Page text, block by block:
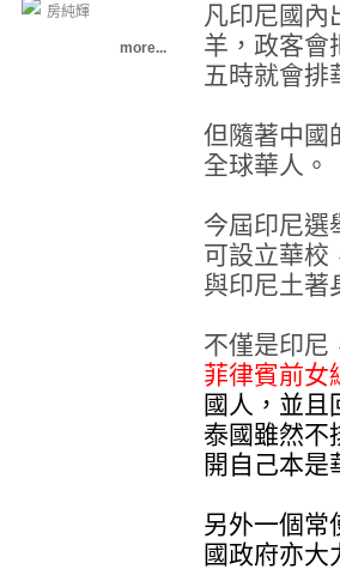
房純輝
more...
凡印尼國內
羊，政客會
五時就會排
但隨著中國
全球華人。
今屆印尼選
可設立華校
與印尼土著
不僅是印尼
菲律賓前女
國人，並且
泰國雖然不
開自己本是
另外一個常
國政府亦大